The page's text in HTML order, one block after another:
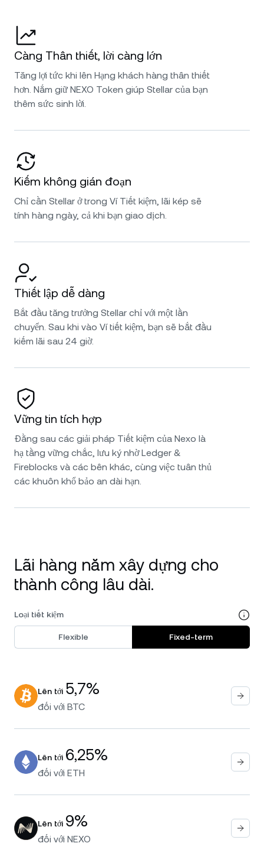
Càng Thân thiết, lời càng lớn
Tăng lợi tức khi lên Hạng khách hàng thân thiết
hơn. Nắm giữ NEXO Token giúp Stellar của bạn
thêm sức sinh lời.
Kiếm không gián đoạn
Chỉ cần Stellar ở trong Ví Tiết kiệm, lãi kép sẽ
tính hàng ngày, cả khi bạn giao dịch.
Thiết lập dễ dàng
Bắt đầu tăng trưởng Stellar chỉ với một lần
chuyển. Sau khi vào Ví tiết kiệm, bạn sẽ bắt đầu
kiếm lãi sau 24 giờ.
Vững tin tích hợp
Đằng sau các giải pháp Tiết kiệm của Nexo là
hạ tầng vững chắc, lưu ký nhờ Ledger &
Fireblocks và các bên khác, cùng việc tuân thủ
các khuôn khổ bảo an dài hạn.
Lãi hàng năm xây dựng cho
thành công lâu dài.
Loại tiết kiệm
Flexible Fixed-term
Lên tới 5,7%
đối với BTC
Lên tới 6,25%
đối với ETH
Lên tới 9%
đối với NEXO